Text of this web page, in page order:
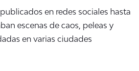
en redes sociales hasta
escenas de caos, peleas y
en varias ciudades